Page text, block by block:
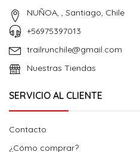
NUÑOA, , Santiago, Chile
+56975397013
trailrunchile@gmail.com
Nuestras Tiendas
SERVICIO AL CLIENTE
Contacto
¿Cómo comprar?